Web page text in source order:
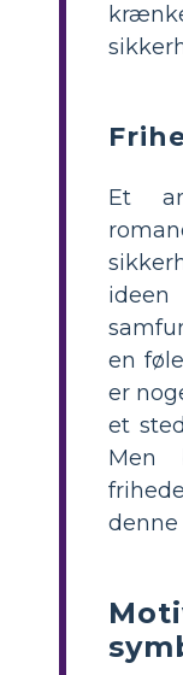
Et
en
er
et
Men
denne